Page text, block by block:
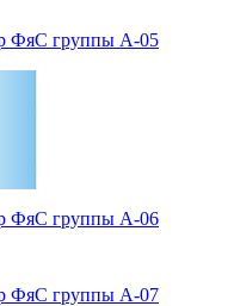
ФяС группы А-05
ФяС группы А-06
ФяС группы А-07